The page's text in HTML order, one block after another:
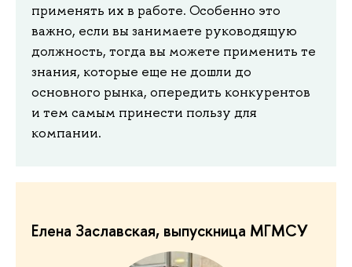
применять их в работе. Особенно это
важно, если вы занимаете руководящую
должность, тогда вы можете применить те
знания, которые еще не дошли до
основного рынка, опередить конкурентов
и тем самым принести пользу для
компании.
Елена Заславская, выпускница МГМСУ